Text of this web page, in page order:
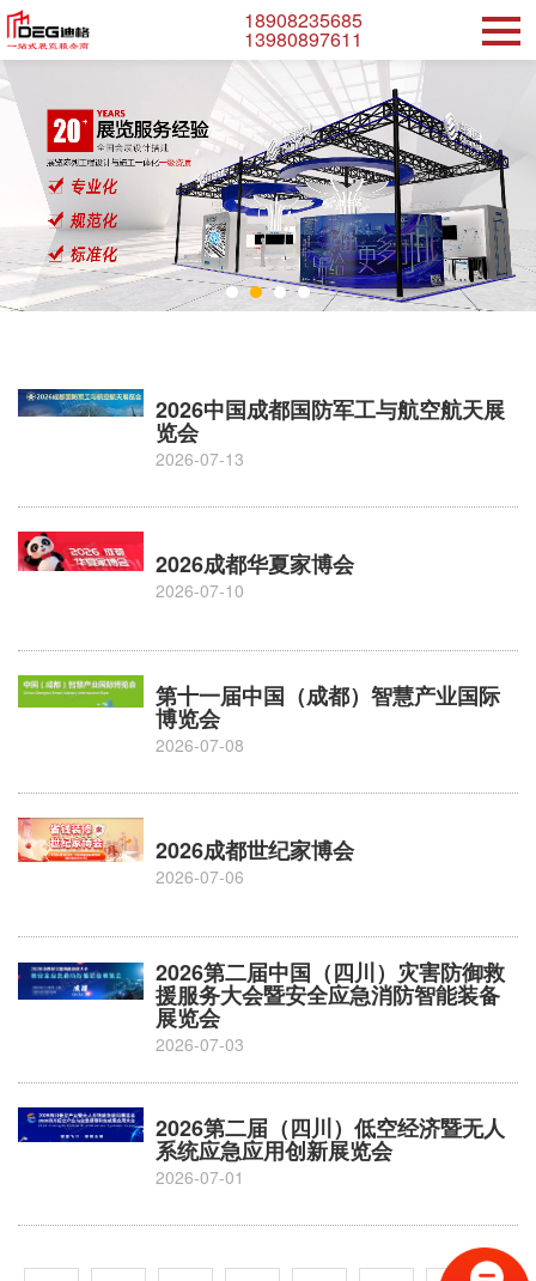
18908235685
13980897611
2026中国成都国防军工与航空航天展
览会
2026-07-13
2026成都华夏家博会
2026-07-10
第十一届中国（成都）智慧产业国际
博览会
2026-07-08
2026成都世纪家博会
2026-07-06
2026第二届中国（四川）灾害防御救
援服务大会暨安全应急消防智能装备
展览会
2026-07-03
2026第二届（四川）低空经济暨无人
系统应急应用创新展览会
2026-07-01